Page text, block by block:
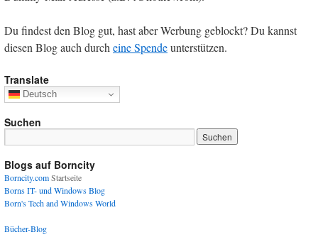
Du findest den Blog gut, hast aber Werbung geblockt? Du kannst
diesen Blog auch durcheine Spendeunterstützen.
Translate
Deutsch
Suchen
Blogs auf Borncity
Borncity.comStartseite
Borns IT- und Windows Blog
Born's Tech and Windows World
Bücher-Blog